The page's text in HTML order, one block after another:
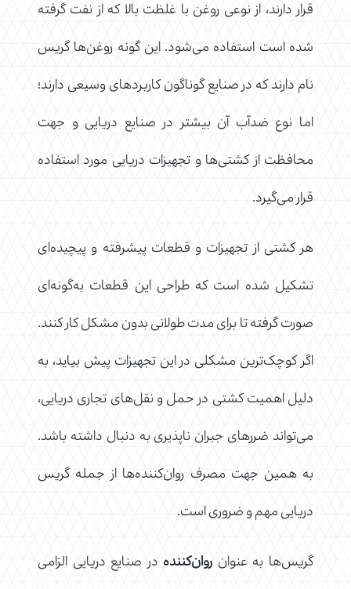
قرار دارند، از نوعی روغن با غلظت بالا که از نفت گرفته
شده است استفاده می‌شود. این گونه روغن‌ها گریس
نام دارند که در صنایع گوناگون کاربردهای وسیعی دارند؛
اما نوع ضدآب آن بیشتر در صنایع دریایی و جهت
محافظت از کشتی‌ها و تجهیزات دریایی مورد استفاده
قرار می‌گیرد.
هر کشتی از تجهیزات و قطعات پیشرفته و پیچیده‌ای
تشکیل شده است که طراحی این قطعات به‌گونه‌ای
صورت گرفته تا برای مدت طولانی بدون مشکل کار کنند.
اگر کوچک‌ترین مشکلی در این تجهیزات پیش بیاید، به
دلیل اهمیت کشتی در حمل و نقل‌های تجاری دریایی،
می‌تواند ضررهای جبران ناپذیری به دنبال داشته باشد.
به همین جهت مصرف روان‌کننده‌ها از جمله گریس
دریایی مهم و ضروری است.
گریس‌ها به عنوان روان‌کننده در صنایع دریایی الزامی